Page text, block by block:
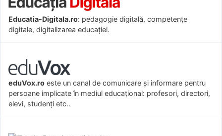
Educatia-Digitala.ro: pedagogie digitală, competențe
digitale, digitalizarea educației.
eduVox.ro este un canal de comunicare și informare pentru
persoane implicate în mediul educațional: profesori, directori,
elevi, studenți etc..